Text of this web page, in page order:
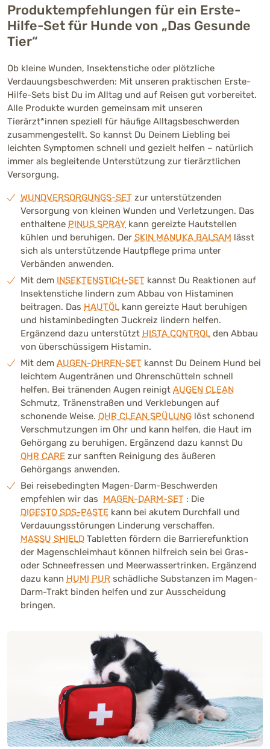
Produktempfehlungen für ein Erste-
Hilfe-Set für Hunde von „Das Gesunde
Tier“
Ob kleine Wunden, Insektenstiche oder plötzliche
Verdauungsbeschwerden: Mit unseren praktischen Erste-
Hilfe-Sets bist Du im Alltag und auf Reisen gut vorbereitet.
Alle Produkte wurden gemeinsam mit unseren
Tierärzt*innen speziell für häufige Alltagsbeschwerden
zusammengestellt. So kannst Du Deinem Liebling bei
leichten Symptomen schnell und gezielt helfen – natürlich
immer als begleitende Unterstützung zur tierärztlichen
Versorgung.
WUNDVERSORGUNGS-SET zur unterstützenden
Versorgung von kleinen Wunden und Verletzungen. Das
enthaltene PINUS SPRAY kann gereizte Hautstellen
kühlen und beruhigen. Der SKIN MANUKA BALSAM lässt
sich als unterstützende Hautpflege prima unter
Verbänden anwenden.
Mit dem INSEKTENSTICH-SET kannst Du Reaktionen auf
Insektenstiche lindern zum Abbau von Histaminen
beitragen. Das HAUTÖL kann gereizte Haut beruhigen
und histaminbedingten Juckreiz lindern helfen.
Ergänzend dazu unterstützt HISTA CONTROL den Abbau
von überschüssigem Histamin.
Mit dem AUGEN-OHREN-SET kannst Du Deinem Hund bei
leichtem Augentränen und Ohrenschütteln schnell
helfen. Bei tränenden Augen reinigt AUGEN CLEAN
Schmutz, Tränenstraßen und Verklebungen auf
schonende Weise. OHR CLEAN SPÜLUNG löst schonend
Verschmutzungen im Ohr und kann helfen, die Haut im
Gehörgang zu beruhigen. Ergänzend dazu kannst Du
OHR CARE zur sanften Reinigung des äußeren
Gehörgangs anwenden.
Bei reisebedingten Magen-Darm-Beschwerden
empfehlen wir das MAGEN-DARM-SET : Die
DIGESTO SOS-PASTE kann bei akutem Durchfall und
Verdauungsstörungen Linderung verschaffen.
MASSU SHIELD Tabletten fördern die Barrierefunktion
der Magenschleimhaut können hilfreich sein bei Gras-
oder Schneefressen und Meerwassertrinken. Ergänzend
dazu kann HUMI PUR schädliche Substanzen im Magen-
Darm-Trakt binden helfen und zur Ausscheidung
bringen.